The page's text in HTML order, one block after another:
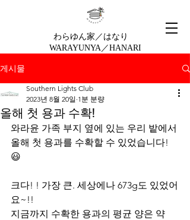
わらゆん家／はなり
WARAYUNYA／HANARI
게시물
올해 첫 용과 수확!
Southern Lights Club
2023년 8월 20일 1분 분량
와라윤 가족 부지 옆에 있는 우리 밭에서
올해 첫 용과를 수확할 수 있었습니다!
😃
크다! ! 가장 큰. 세상에나 673g도 있었어
요~!! ️
지금까지 수확한 용과의 평균 양은 약